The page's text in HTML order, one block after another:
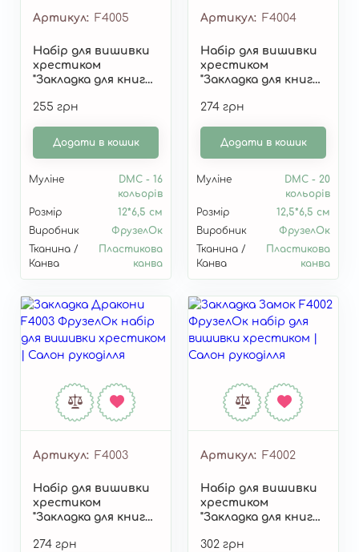
Артикул F4005
Набір для вишивки
хрестиком
"Закладка для книг
255 грн
Додати в кошик
Муліне
DMC - 16
кольорів
Розмір
12*6,5 см
Виробник
ФрузелОк
Тканина /
Канва
Пластикова
канва
Артикул F4004
Набір для вишивки
хрестиком
"Закладка для книг
274 грн
Додати в кошик
Муліне
DMC - 20
кольорів
Розмір
12,5*6,5 см
Виробник
ФрузелОк
Тканина /
Канва
Пластикова
канва
Артикул F4003
Набір для вишивки
хрестиком
"Закладка для книг
274 грн
Артикул F4002
Набір для вишивки
хрестиком
"Закладка для книг
302 грн